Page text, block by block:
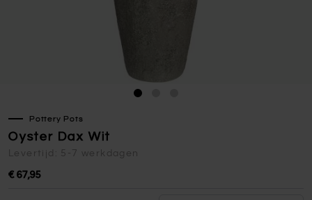
Pottery Pots
Oyster Dax Wit
Levertijd: 5-7 werkdagen
€ 67,95